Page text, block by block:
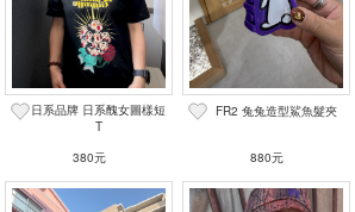
日系品牌 日系醜女圖樣短
T
380元
FR2 兔兔造型鯊魚髮夾
880元